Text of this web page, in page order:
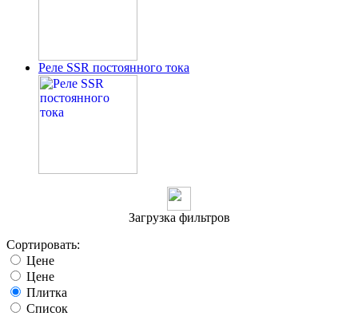
Реле SSR постоянного тока
Загрузка фильтров
Сортировать:
Цене
Цене
Плитка
Список